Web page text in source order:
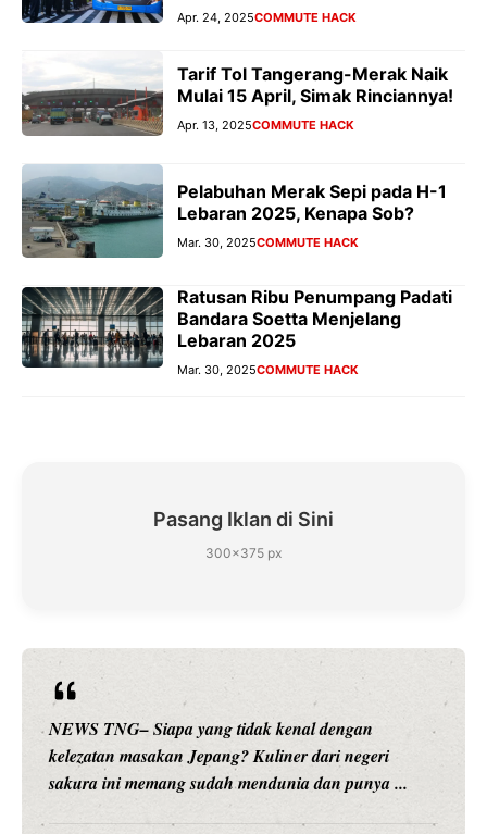
Apr. 24, 2025COMMUTE HACK
Tarif Tol Tangerang-Merak Naik
Mulai 15 April, Simak Rinciannya!
Apr. 13, 2025COMMUTE HACK
Pelabuhan Merak Sepi pada H-1
Lebaran 2025, Kenapa Sob?
Mar. 30, 2025COMMUTE HACK
Ratusan Ribu Penumpang Padati
Bandara Soetta Menjelang
Lebaran 2025
Mar. 30, 2025COMMUTE HACK
Pasang Iklan di Sini
300×375 px
NEWS TNG– Siapa yang tidak kenal dengan
kelezatan masakan Jepang? Kuliner dari negeri
sakura ini memang sudah mendunia dan punya ...